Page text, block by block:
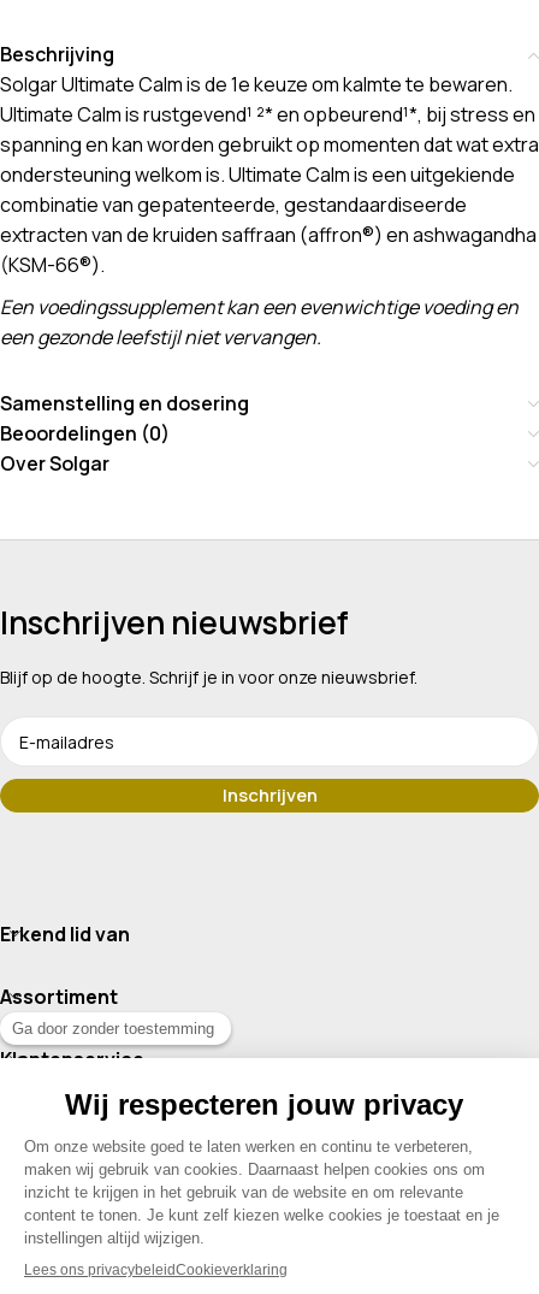
Beschrijving
Solgar Ultimate Calm is de 1e keuze om kalmte te bewaren.
Ultimate Calm is rustgevend¹ ²* en opbeurend¹*, bij stress en
spanning en kan worden gebruikt op momenten dat wat extra
ondersteuning welkom is. Ultimate Calm is een uitgekiende
combinatie van gepatenteerde, gestandaardiseerde
extracten van de kruiden saffraan (affron®) en ashwagandha
(KSM-66®).
Een voedingssupplement kan een evenwichtige voeding en
een gezonde leefstijl niet vervangen.
Samenstelling en dosering
Beoordelingen (0)
Over Solgar
Inschrijven nieuwsbrief
Blijf op de hoogte. Schrijf je in voor onze nieuwsbrief.
Erkend lid van
Assortiment
Klantenservice
Contact
© 2026 Drogisterij Het Geheim | Alle rechten voorbehouden |
Webdesign en hosting door Madoo|Sitemap